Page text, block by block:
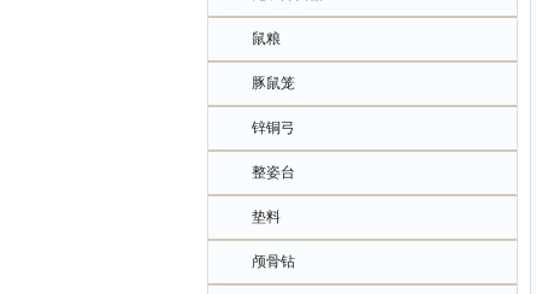
鼠粮
豚鼠笼
锌铜弓
整姿台
垫料
颅骨钻